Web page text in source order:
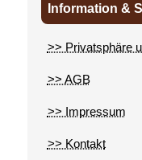
Information &
>> Privatsphäre
>> AGB
>> Impressum
>> Kontakt